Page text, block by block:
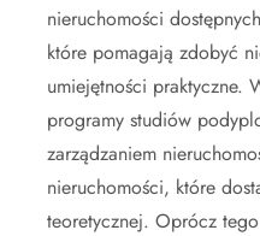
nieruchomości
które pomagają zdobyć
umiejętności praktyczne.
programy studiów
zarządzaniem
nieruchomości, które
teoretycznej. Oprócz